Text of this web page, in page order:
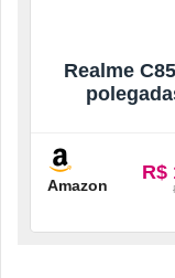
Realme
45W,
Amazon
R$